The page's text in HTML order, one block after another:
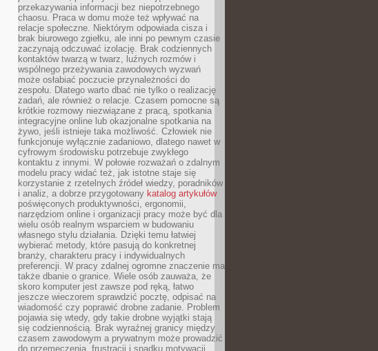
przekazywania informacji bez niepotrzebnego
chaosu. Praca w domu może też wpływać na
relacje społeczne. Niektórym odpowiada cisza i
brak biurowego zgiełku, ale inni po pewnym czasie
zaczynają odczuwać izolację. Brak codziennych
kontaktów twarzą w twarz, luźnych rozmów i
wspólnego przeżywania zawodowych wyzwań
może osłabiać poczucie przynależności do
zespołu. Dlatego warto dbać nie tylko o realizację
zadań, ale również o relacje. Czasem pomocne są
krótkie rozmowy niezwiązane z pracą, spotkania
integracyjne online lub okazjonalne spotkania na
żywo, jeśli istnieje taka możliwość. Człowiek nie
funkcjonuje wyłącznie zadaniowo, dlatego nawet w
cyfrowym środowisku potrzebuje zwykłego
kontaktu z innymi. W połowie rozważań o zdalnym
modelu pracy widać też, jak istotne staje się
korzystanie z rzetelnych źródeł wiedzy, poradników
i analiz, a dobrze przygotowany katalog artykułów
poświęconych produktywności, ergonomii,
narzędziom online i organizacji pracy może być dla
wielu osób realnym wsparciem w budowaniu
własnego stylu działania. Dzięki temu łatwiej
wybierać metody, które pasują do konkretnej
branży, charakteru pracy i indywidualnych
preferencji. W pracy zdalnej ogromne znaczenie ma
także dbanie o granice. Wiele osób zauważa, że
skoro komputer jest zawsze pod ręką, łatwo
jeszcze wieczorem sprawdzić pocztę, odpisać na
wiadomość czy poprawić drobne zadanie. Problem
pojawia się wtedy, gdy takie drobne wyjątki stają
się codziennością. Brak wyraźnej granicy między
czasem zawodowym a prywatnym może prowadzić
do przemęczenia, frustracji i spadku motywacji.